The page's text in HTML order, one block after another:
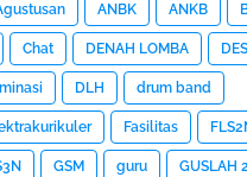
ANBK ANKB
Chat DENAH LOMBA
DLH drum band
Fasilitas
GSM guru GUSLAH 2